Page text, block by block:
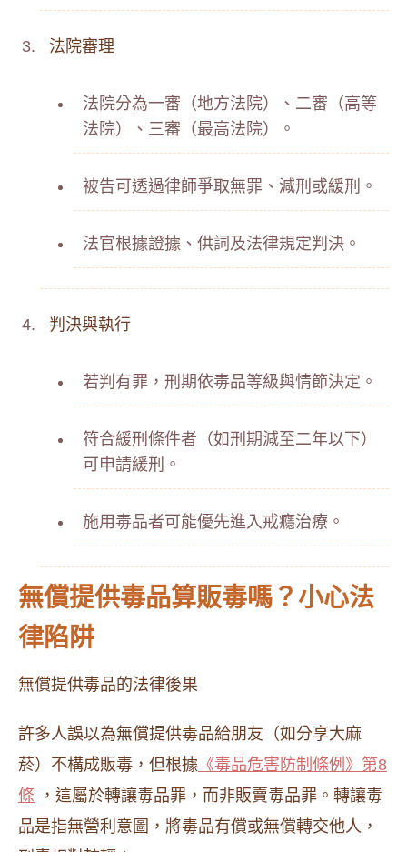
法院審理
法院分為一審（地方法院）、二審（高等
法院）、三審（最高法院）。
被告可透過律師爭取無罪、減刑或緩刑。
法官根據證據、供詞及法律規定判決。
判決與執行
若判有罪，刑期依毒品等級與情節決定。
符合緩刑條件者（如刑期減至二年以下）
可申請緩刑。
施用毒品者可能優先進入戒癮治療。
無償提供毒品算販毒嗎？小心法
律陷阱
無償提供毒品的法律後果
許多人誤以為無償提供毒品給朋友（如分享大麻
菸）不構成販毒，但根據 《毒品危害防制條例》第8
條 ，這屬於轉讓毒品罪，而非販賣毒品罪。轉讓毒
品是指無營利意圖，將毒品有償或無償轉交他人，